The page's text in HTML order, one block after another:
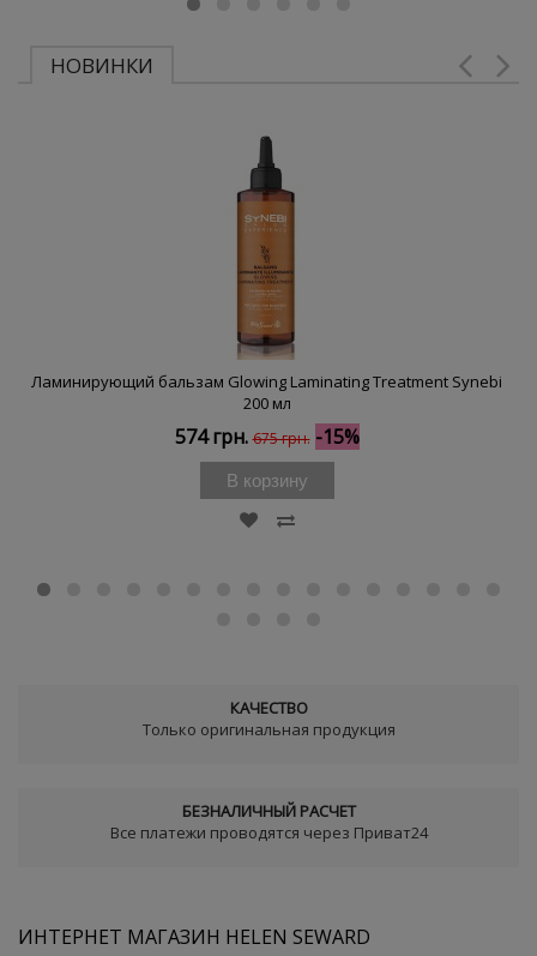
НОВИНКИ
Ламинирующий бальзам Glowing Laminating Treatment Synebi
200 мл
574 грн. 675 грн. -15%
В корзину
КАЧЕСТВО
Только оригинальная продукция
БЕЗНАЛИЧНЫЙ РАСЧЕТ
Все платежи проводятся через Приват24
ИНТЕРНЕТ МАГАЗИН HELEN SEWARD